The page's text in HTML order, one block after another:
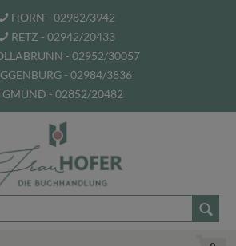
HORN - 02982/3942
RETZ - 02942/20433
- 02952/30057
- 02984/3836
GMÜND - 02852/20482